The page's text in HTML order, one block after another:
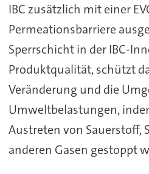
IBC zusätzlich mit einer
Permeationsbarriere
Sperrschicht in der IBC-
Produktqualität, schützt
Veränderung und die
Umweltbelastungen,
Austreten von Sauerstoff,
anderen Gasen gestoppt